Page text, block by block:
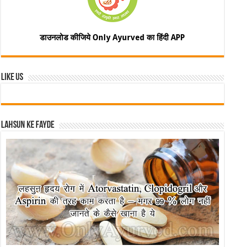
डाउनलोड कीजिये Only Ayurved का हिंदी APP
Like Us
Lahsun ke fayde